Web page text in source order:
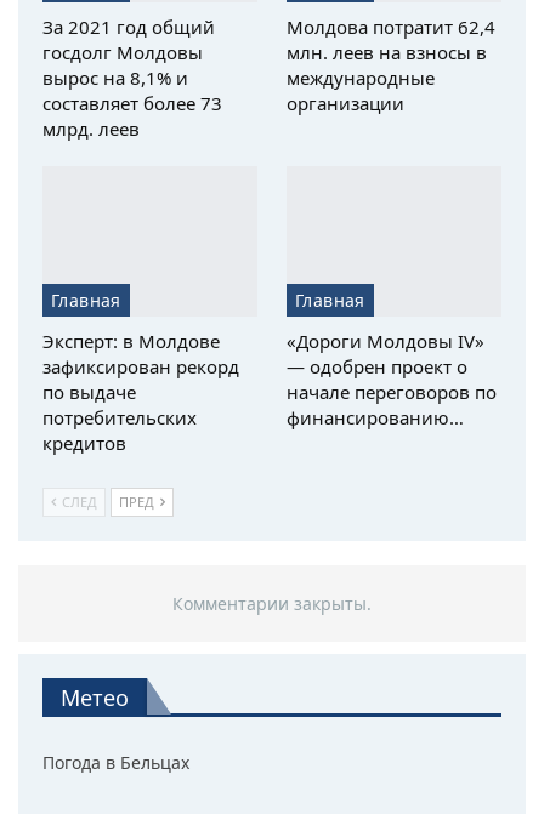
За 2021 год общий
госдолг Молдовы
вырос на 8,1% и
составляет более 73
млрд. леев
Молдова потратит 62,4
млн. леев на взносы в
международные
организации
Главная
Эксперт: в Молдове
зафиксирован рекорд
по выдаче
потребительских
кредитов
Главная
«Дороги Молдовы IV»
— одобрен проект о
начале переговоров по
финансированию…
СЛЕД ПРЕД
Комментарии закрыты.
Метео
Погода в Бельцах